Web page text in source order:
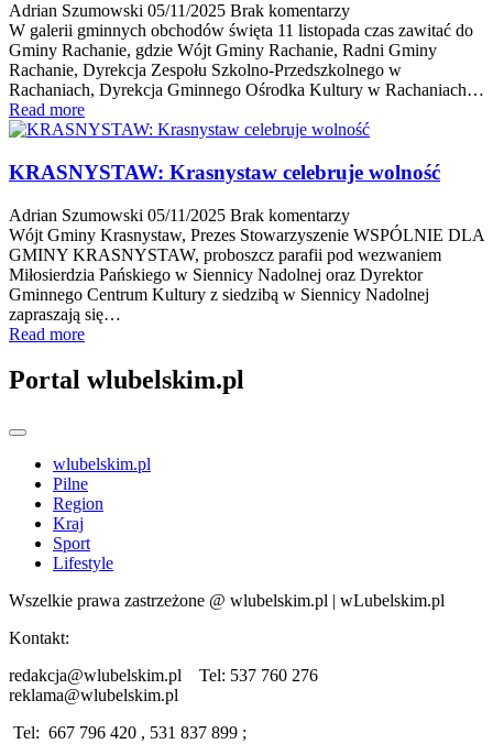
Adrian Szumowski 05/11/2025 Brak komentarzy
W galerii gminnych obchodów święta 11 listopada czas zawitać do
Gminy Rachanie, gdzie Wójt Gminy Rachanie, Radni Gminy
Rachanie, Dyrekcja Zespołu Szkolno-Przedszkolnego w
Rachaniach, Dyrekcja Gminnego Ośrodka Kultury w Rachaniach…
Read more
KRASNYSTAW: Krasnystaw celebruje wolność
Adrian Szumowski 05/11/2025 Brak komentarzy
Wójt Gminy Krasnystaw, Prezes Stowarzyszenie WSPÓLNIE DLA
GMINY KRASNYSTAW, proboszcz parafii pod wezwaniem
Miłosierdzia Pańskiego w Siennicy Nadolnej oraz Dyrektor
Gminnego Centrum Kultury z siedzibą w Siennicy Nadolnej
zapraszają się…
Read more
Portal wlubelskim.pl
wlubelskim.pl
Pilne
Region
Kraj
Sport
Lifestyle
Wszelkie prawa zastrzeżone @ wlubelskim.pl | wLubelskim.pl
Kontakt:
redakcja@wlubelskim.pl Tel: 537 760 276
reklama@wlubelskim.pl
Tel: 667 796 420 , 531 837 899 ;